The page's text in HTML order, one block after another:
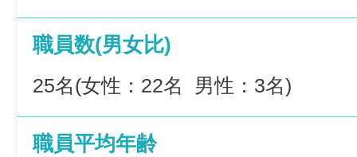
職員数(男女比)
25名(女性：22名 男性：3名)
職員平均年齢